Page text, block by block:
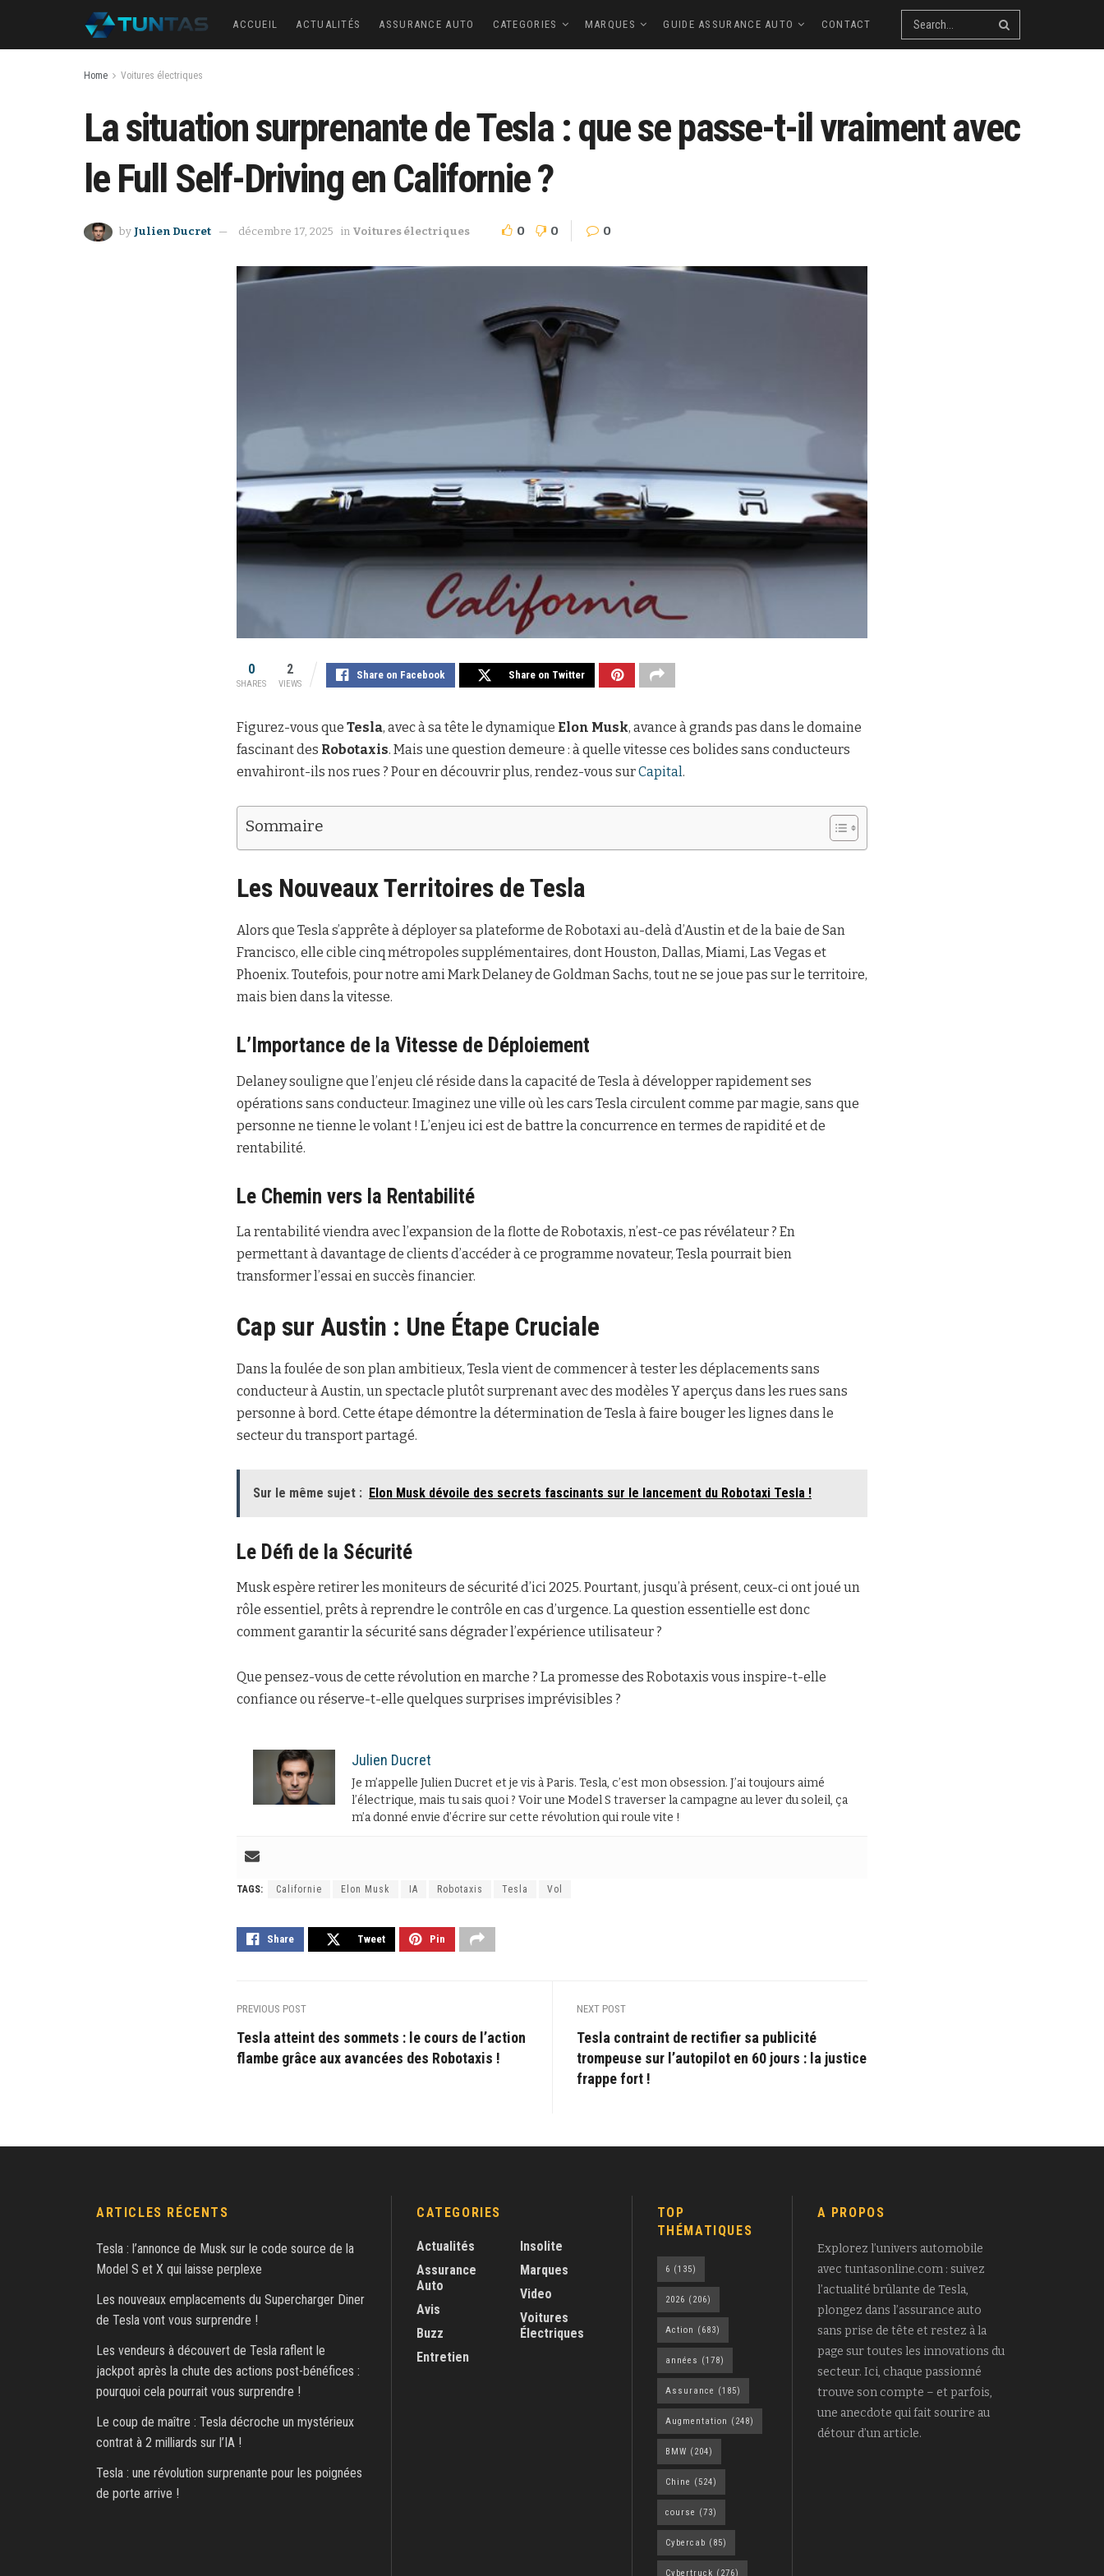
ACCUEIL ACTUALITÉS ASSURANCE AUTO CATEGORIES MARQUES GUIDE ASSURANCE AUTO CONTACT
Home Voitures électriques
La situation surprenante de Tesla : que se passe-t-il vraiment avec
le Full Self-Driving en Californie ?
by Julien Ducret décembre 17, 2025 in Voitures électriques 0 0 0
0
SHARES
2
VIEWS
Share on Facebook Share on Twitter
Figurez-vous que Tesla, avec à sa tête le dynamique Elon Musk, avance à grands pas dans le domaine
fascinant des Robotaxis. Mais une question demeure : à quelle vitesse ces bolides sans conducteurs
envahiront-ils nos rues ? Pour en découvrir plus, rendez-vous surCapital.
Sommaire
Les Nouveaux Territoires de Tesla
Alors que Tesla s’apprête à déployer sa plateforme de Robotaxi au-delà d’Austin et de la baie de San
Francisco, elle cible cinq métropoles supplémentaires, dont Houston, Dallas, Miami, Las Vegas et
Phoenix. Toutefois, pour notre ami Mark Delaney de Goldman Sachs, tout ne se joue pas sur le territoire,
mais bien dans la vitesse.
L’Importance de la Vitesse de Déploiement
Delaney souligne que l’enjeu clé réside dans la capacité de Tesla à développer rapidement ses
opérations sans conducteur. Imaginez une ville où les cars Tesla circulent comme par magie, sans que
personne ne tienne le volant ! L’enjeu ici est de battre la concurrence en termes de rapidité et de
rentabilité.
Le Chemin vers la Rentabilité
La rentabilité viendra avec l’expansion de la flotte de Robotaxis, n’est-ce pas révélateur ? En
permettant à davantage de clients d’accéder à ce programme novateur, Tesla pourrait bien
transformer l’essai en succès financier.
Cap sur Austin : Une Étape Cruciale
Dans la foulée de son plan ambitieux, Tesla vient de commencer à tester les déplacements sans
conducteur à Austin, un spectacle plutôt surprenant avec des modèles Y aperçus dans les rues sans
personne à bord. Cette étape démontre la détermination de Tesla à faire bouger les lignes dans le
secteur du transport partagé.
Sur le même sujet : Elon Musk dévoile des secrets fascinants sur le lancement du Robotaxi Tesla !
Le Défi de la Sécurité
Musk espère retirer les moniteurs de sécurité d’ici 2025. Pourtant, jusqu’à présent, ceux-ci ont joué un
rôle essentiel, prêts à reprendre le contrôle en cas d’urgence. La question essentielle est donc
comment garantir la sécurité sans dégrader l’expérience utilisateur ?
Que pensez-vous de cette révolution en marche ? La promesse des Robotaxis vous inspire-t-elle
confiance ou réserve-t-elle quelques surprises imprévisibles ?
Julien Ducret
Je m’appelle Julien Ducret et je vis à Paris. Tesla, c’est mon obsession. J’ai toujours aimé
l’électrique, mais tu sais quoi ? Voir une Model S traverser la campagne au lever du soleil, ça
m’a donné envie d’écrire sur cette révolution qui roule vite !
TAGS: Californie Elon Musk IA Robotaxis Tesla Vol
Share Tweet Pin
PREVIOUS POST
Tesla atteint des sommets : le cours de l’action
flambe grâce aux avancées des Robotaxis !
NEXT POST
Tesla contraint de rectifier sa publicité
trompeuse sur l’autopilot en 60 jours : la justice
frappe fort !
ARTICLES RÉCENTS
Tesla : l’annonce de Musk sur le code source de la
Model S et X qui laisse perplexe
Les nouveaux emplacements du Supercharger Diner
de Tesla vont vous surprendre !
Les vendeurs à découvert de Tesla raflent le
jackpot après la chute des actions post-bénéfices :
pourquoi cela pourrait vous surprendre !
Le coup de maître : Tesla décroche un mystérieux
contrat à 2 milliards sur l’IA !
Tesla : une révolution surprenante pour les poignées
de porte arrive !
CATEGORIES
Actualités
Assurance
Auto
Avis
Buzz
Entretien
Insolite
Marques
Video
Voitures
Électriques
TOP
THÉMATIQUES
6 (135)
2026 (206)
Action (683)
années (178)
Assurance (185)
Augmentation (248)
BMW (204)
Chine (524)
course (73)
Cybercab (85)
Cybertruck (276)
A PROPOS
Explorez l’univers automobile
avec tuntasonline.com : suivez
l’actualité brûlante de Tesla,
plongez dans l’assurance auto
sans prise de tête et restez à la
page sur toutes les innovations du
secteur. Ici, chaque passionné
trouve son compte – et parfois,
une anecdote qui fait sourire au
détour d’un article.